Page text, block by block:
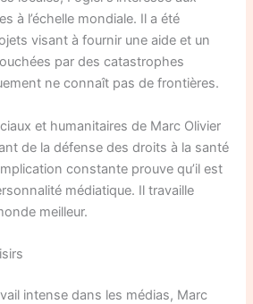
à l’échelle mondiale. Il a été
visant à fournir une aide et un
par des catastrophes
ne connaît pas de frontières.
et humanitaires de Marc Olivier
de la défense des droits à la santé
constante prouve qu’il est
médiatique. Il travaille
meilleur.
intense dans les médias, Marc